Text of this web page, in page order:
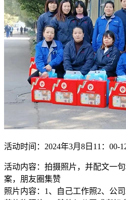
活动时间：2024年3月8日11：00-
活动内容：拍摄照片，并配文一
案，朋友圈集赞
照片内容：1、自己工作照2、公